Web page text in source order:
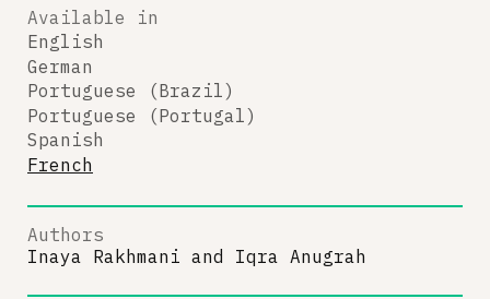
Available in
English
German
Portuguese (Brazil)
Portuguese (Portugal)
Spanish
French
Authors
Inaya Rakhmani and Iqra Anugrah